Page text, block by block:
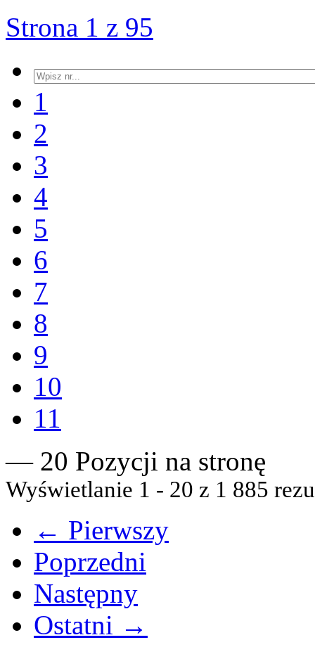
Strona 1 z 95
1
2
3
4
5
6
7
8
9
10
11
— 20 Pozycji na stronę
Wyświetlanie 1 - 20 z 1 885
← Pierwszy
Poprzedni
Następny
Ostatni →